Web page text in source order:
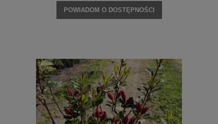
POWIADOM O DOSTĘPNOŚCI